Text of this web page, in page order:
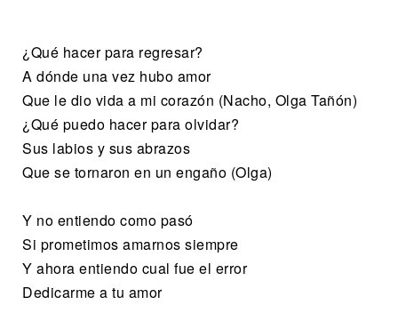
¿Qué hacer para regresar?
A dónde una vez hubo amor
Que le dio vida a mi corazón (Nacho, Olga Tañón)
¿Qué puedo hacer para olvidar?
Sus labios y sus abrazos
Que se tornaron en un engaño (Olga)
Y no entiendo como pasó
Si prometimos amarnos siempre
Y ahora entiendo cual fue el error
Dedicarme a tu amor